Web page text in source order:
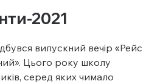
2021
випускний вечір «Рейс
Цього року школу
серед яких чимало